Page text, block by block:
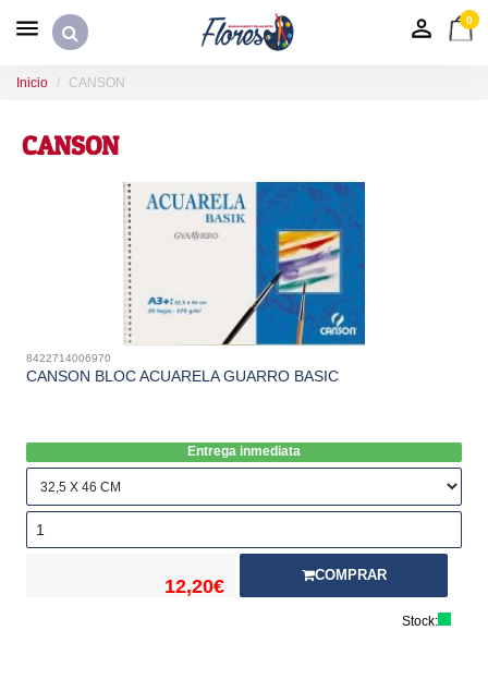
0
Inicio CANSON
CANSON
8422714006970
CANSON BLOC ACUARELA GUARRO BASIC
Entrega inmediata
12,20€
COMPRAR
Stock: